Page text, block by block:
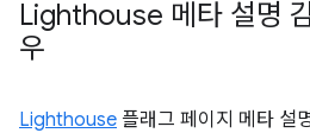
Lighthouse 메타 설명
우
Lighthouse 플래그 페이지 메타 설